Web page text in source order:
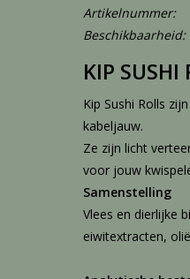
Artikelnummer:
Beschikbaarheid:
KIP SUSHI
Kip Sushi Rolls
kabeljauw.
Ze zijn licht
voor jouw
Samenstelling
Vlees en dierlijke
eiwitextracten,